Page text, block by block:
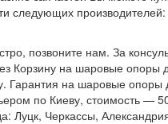
следующих
позвоните нам. За
Корзину на шаровые опоры
Гарантия на шаровые опоры
по Киеву, стоимость —
Луцк, Черкассы,